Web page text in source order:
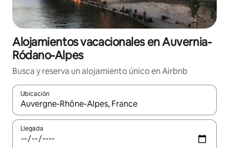
Alojamientos vacacionales en Auvernia-
Ródano-Alpes
Busca y reserva un alojamiento único en Airbnb
Ubicación
Cuando los resultados estén disponibles, podrás navegar
Llegada